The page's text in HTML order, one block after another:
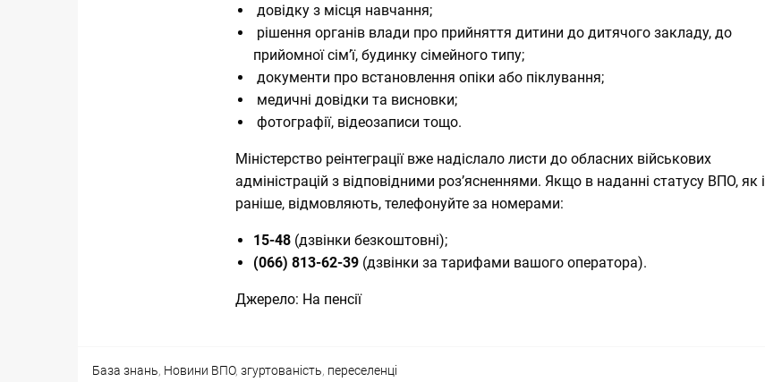
довідку з місця навчання;
рішення органів влади про прийняття дитини до дитячого закладу, до
прийомної сім’ї, будинку сімейного типу;
документи про встановлення опіки або піклування;
медичні довідки та висновки;
фотографії, відеозаписи тощо.
Міністерство реінтеграції вже надіслало листи до обласних військових
адміністрацій з відповідними роз’ясненнями. Якщо в наданні статусу ВПО, як і
раніше, відмовляють, телефонуйте за номерами:
15-48 (дзвінки безкоштовні);
(066) 813-62-39 (дзвінки за тарифами вашого оператора).
Джерело: На пенсії
Categories
База знань, Новини Tags
ВПО, згуртованість, переселенці